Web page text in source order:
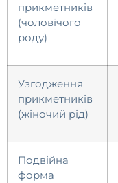
прикметників
(чоловічого
роду)
Узгодження
прикметників
(жіночий рід)
Подвійна
форма